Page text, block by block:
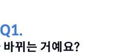
Q1.
뀌는 거예요?